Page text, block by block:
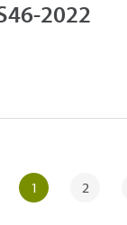
2022
1 2